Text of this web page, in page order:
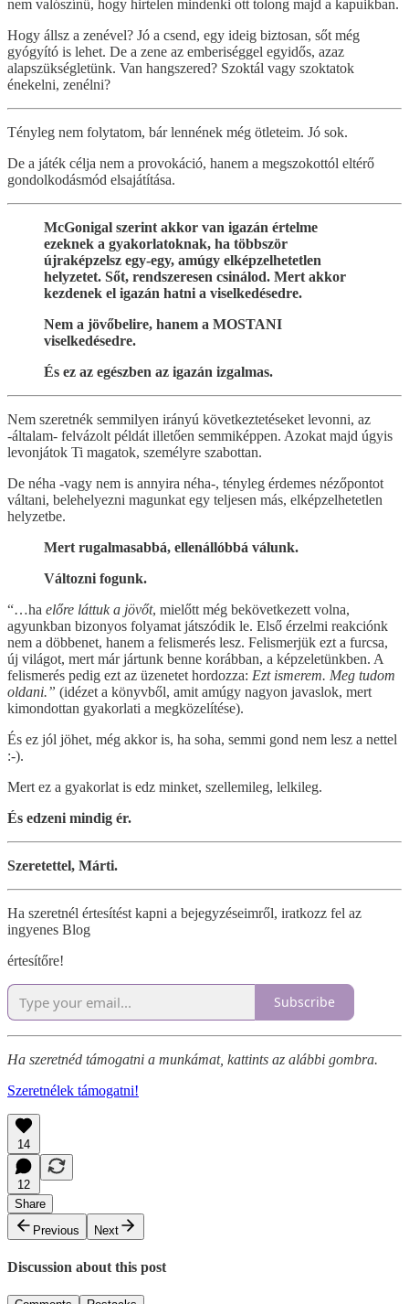
nem valószínű, hogy hirtelen mindenki ott tolong majd a kapuikban.
Hogy állsz a zenével? Jó a csend, egy ideig biztosan, sőt még
gyógyító is lehet. De a zene az emberiséggel egyidős, azaz
alapszükségletünk. Van hangszered? Szoktál vagy szoktatok
énekelni, zenélni?
Tényleg nem folytatom, bár lennének még ötleteim. Jó sok.
De a játék célja nem a provokáció, hanem a megszokottól eltérő
gondolkodásmód elsajátítása.
McGonigal szerint akkor van igazán értelme
ezeknek a gyakorlatoknak, ha többször
újraképzelsz egy-egy, amúgy elképzelhetetlen
helyzetet. Sőt, rendszeresen csinálod. Mert akkor
kezdenek el igazán hatni a viselkedésedre.
Nem a jövőbelire, hanem a MOSTANI
viselkedésedre.
És ez az egészben az igazán izgalmas.
Nem szeretnék semmilyen irányú következtetéseket levonni, az
-általam- felvázolt példát illetően semmiképpen. Azokat majd úgyis
levonjátok Ti magatok, személyre szabottan.
De néha -vagy nem is annyira néha-, tényleg érdemes nézőpontot
váltani, belehelyezni magunkat egy teljesen más, elképzelhetetlen
helyzetbe.
Mert rugalmasabbá, ellenállóbbá válunk.
Változni fogunk.
“…ha előre láttuk a jövőt, mielőtt még bekövetkezett volna,
agyunkban bizonyos folyamat játszódik le. Első érzelmi reakciónk
nem a döbbenet, hanem a felismerés lesz. Felismerjük ezt a furcsa,
új világot, mert már jártunk benne korábban, a képzeletünkben. A
felismerés pedig ezt az üzenetet hordozza: Ezt ismerem. Meg tudom
oldani.” (idézet a könyvből, amit amúgy nagyon javaslok, mert
kimondottan gyakorlati a megközelítése).
És ez jól jöhet, még akkor is, ha soha, semmi gond nem lesz a nettel
:-).
Mert ez a gyakorlat is edz minket, szellemileg, lelkileg.
És edzeni mindig ér.
Szeretettel, Márti.
Ha szeretnél értesítést kapni a bejegyzéseimről, iratkozz fel az
ingyenes Blog
értesítőre!
Subscribe
Ha szeretnéd támogatni a munkámat, kattints az alábbi gombra.
Szeretnélek támogatni!
14
12
Share
Previous
Next
Discussion about this post